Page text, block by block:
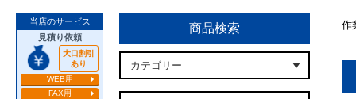
当店のサービス
見積り依頼
大口割引
あり
WEB用
FAX用
商品検索 作